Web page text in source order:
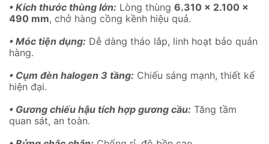
• Kích thước thùng lớn: Lòng thùng 6.310 x 2.100 x
490 mm, chở hàng cồng kềnh hiệu quả.
• Móc tiện dụng: Dễ dàng tháo lắp, linh hoạt bảo quản
hàng.
• Cụm đèn halogen 3 tầng: Chiếu sáng mạnh, thiết kế
hiện đại.
• Gương chiếu hậu tích hợp gương cầu: Tăng tầm
quan sát, an toàn.